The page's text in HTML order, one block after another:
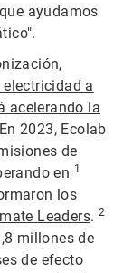
ayudamos
a
acelerando la
2023, Ecolab
de
en 1
los
Leaders. 2
millones de
de efecto